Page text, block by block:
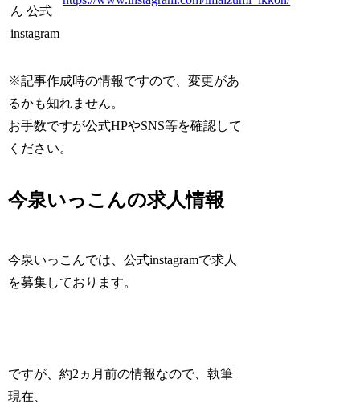
ん 公式
instagram
※記事作成時の情報ですので、変更があ
るかも知れません。
お手数ですが公式HPやSNS等を確認して
ください。
今泉いっこんの求人情報
今泉いっこんでは、公式instagramで求人
を募集しております。
ですが、約2ヵ月前の情報なので、執筆
現在、